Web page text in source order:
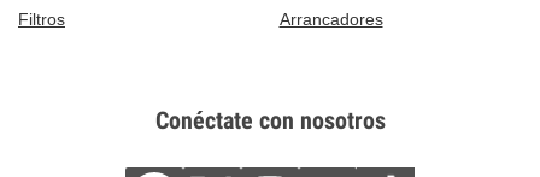
Filtros
Arrancadores
Conéctate con nosotros